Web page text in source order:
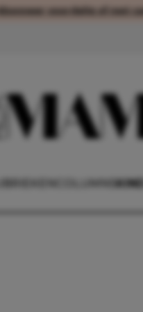
Abonneer voordelig of met
Abonneer
KIND